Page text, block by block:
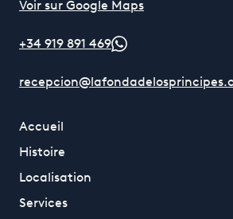
Voir sur Google Maps
+34 919 891 469
Accueil
Histoire
Localisation
Services